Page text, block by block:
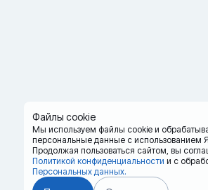
Файлы cookie
Мы используем файлы cookie и
персональные данные с использованием
Продолжая пользоваться сайтом, вы
Политикой конфиденциальности и с
Персональных данных.